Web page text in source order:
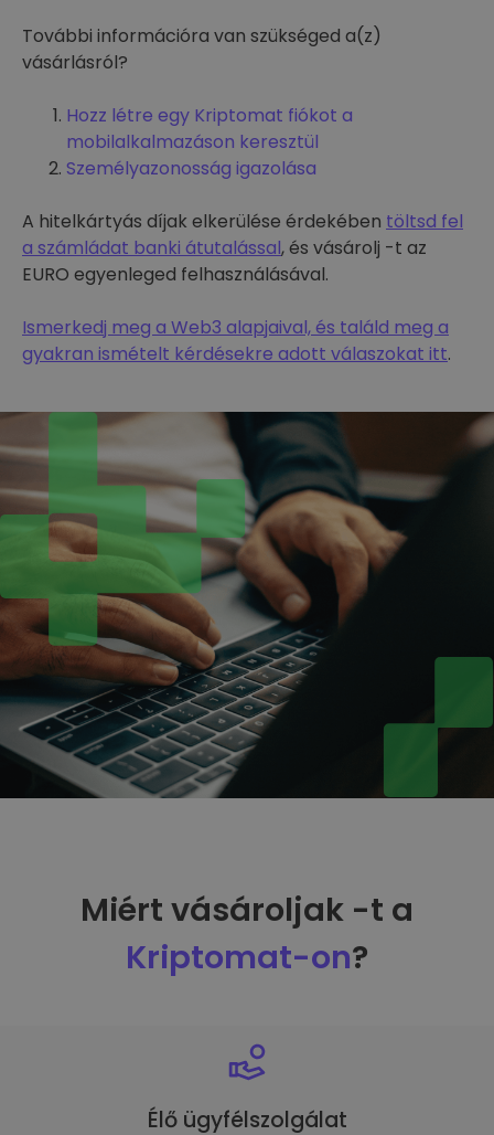
További információra van szükséged a(z)
vásárlásról?
Hozz létre egy Kriptomat fiókot a
mobilalkalmazáson keresztül
Személyazonosság igazolása
A hitelkártyás díjak elkerülése érdekében töltsd fel
a számládat banki átutalással, és vásárolj -t az
EURO egyenleged felhasználásával.
Ismerkedj meg a Web3 alapjaival, és találd meg a
gyakran ismételt kérdésekre adott válaszokat itt.
Miért vásároljak -t a
Kriptomat-on?
Élő ügyfélszolgálat